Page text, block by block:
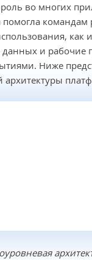
во многих
командам
как
данных и рабочие
Ниже
архитектуры